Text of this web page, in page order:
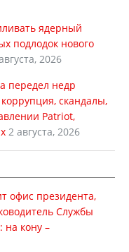
ядерный
подлодок нового
2026
передел недр
скандалы,
Patriot,
2 августа, 2026